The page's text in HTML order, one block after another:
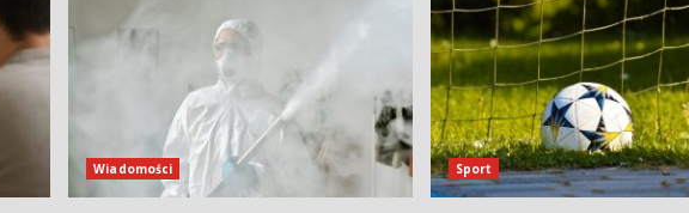
Wiadomości Sport